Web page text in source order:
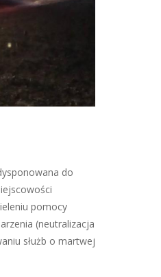
do
pomocy
(neutralizacja
służb o martwej